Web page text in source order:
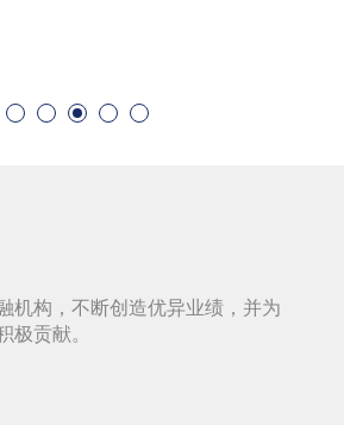
机构，不断创造优异业绩，并为
贡献。